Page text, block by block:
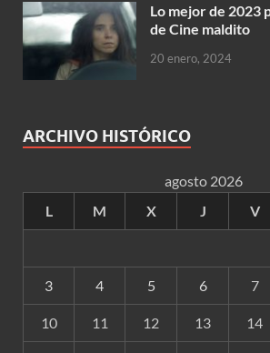
Lo mejor de 2023
de Cine maldito
20 enero, 2024
ARCHIVO HISTÓRICO
agosto 2026
L
M X J V
3 4 5 6 7
10 11 12 13 14